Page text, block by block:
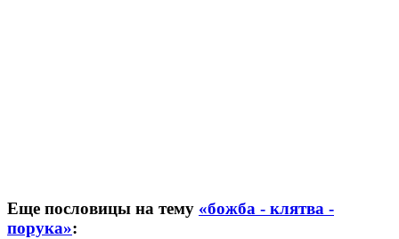
Еще пословицы на тему «божба - клятва -
порука»: